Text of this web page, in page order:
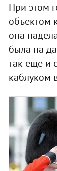
При этом
объектом
она
была на
так еще и
каблуком